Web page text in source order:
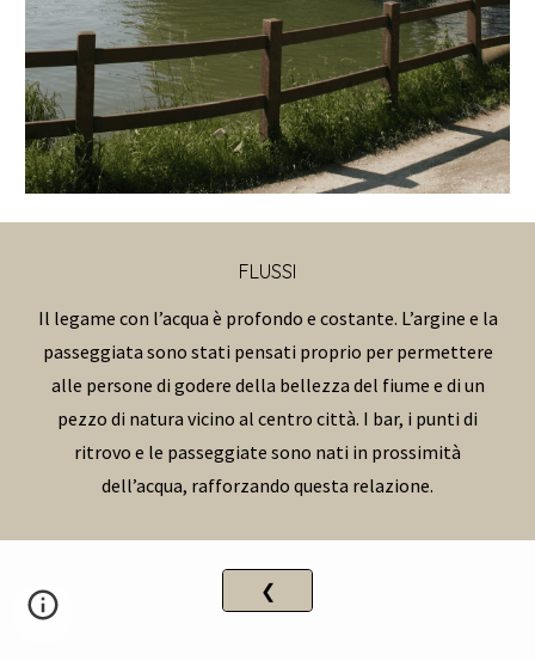
FLUSSI
Il legame con l’acqua è profondo e costante. L’argine e la
passeggiata sono stati pensati proprio per permettere
alle persone di godere della bellezza del fiume e di un
pezzo di natura vicino al centro città. I bar, i punti di
ritrovo e le passeggiate sono nati in prossimità
dell’acqua, rafforzando questa relazione.
❮